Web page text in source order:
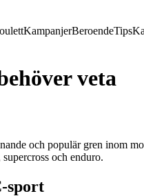
KampanjerBeroendeTips
veta
och populär gren inom
och enduro.
sport